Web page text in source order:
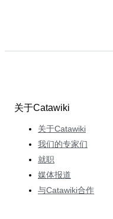
关于Catawiki
关于Catawiki
我们的专家们
就职
媒体报道
与Catawiki合作